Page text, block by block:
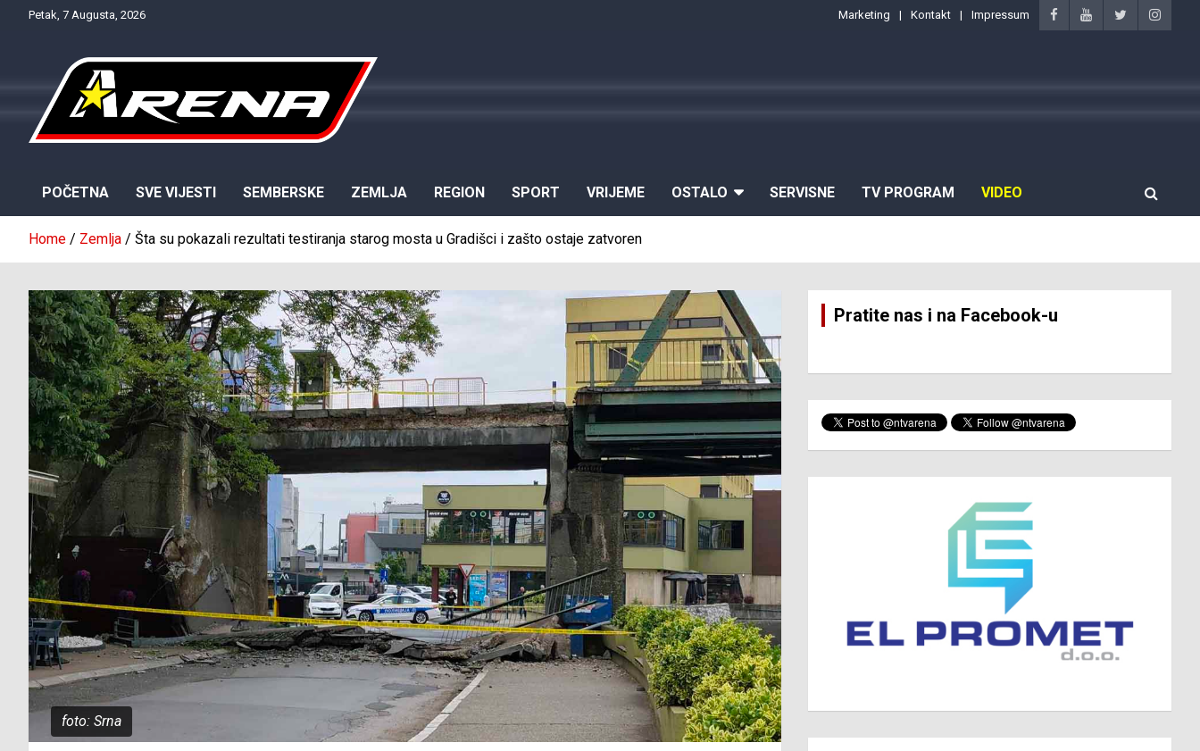
Petak, 7 Augusta, 2026 Marketing Kontakt Impressum
POČETNA SVE VIJESTI SEMBERSKE ZEMLJA REGION SPORT VRIJEME OSTALO SERVISNE TV PROGRAM VIDEO
Home Zemlja Šta su pokazali rezultati testiranja starog mosta u Gradišci i zašto ostaje zatvoren
foto: Srna
Pratite nas i na Facebook-u